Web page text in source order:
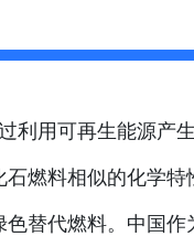
利用可再生能源产
燃料相似的化学特
替代燃料。中国